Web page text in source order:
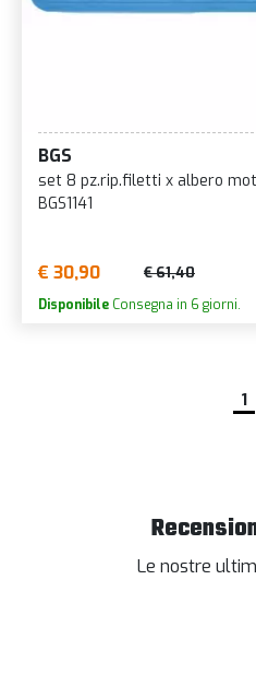
BGS
set 8 pz.rip.filetti x albero
BGS1141
€ 30,90 € 61,40
Disponibile Consegna in 6 giorni.
1
Le nostre